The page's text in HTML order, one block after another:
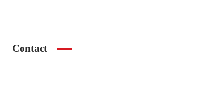
Contact